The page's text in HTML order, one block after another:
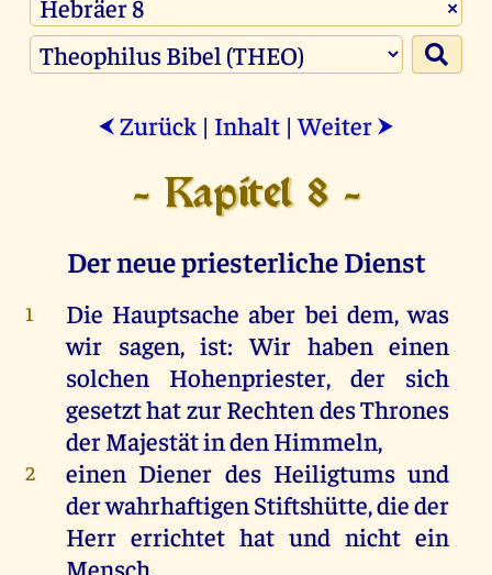
⮜ Zurück | Inhalt |Weiter ⮞
- Kapitel 8 -
Der neue priesterliche Dienst
1 Die Hauptsache aber bei dem,was
wir sagen,ist:Wir haben einen
solchen
Hohenpriester,der
sich
gesetzthatzurRechtendesThrones
derMajestätindenHimmeln,
2 einen Diener desHeiligtumsund
derwahrhaftigenStiftshütte,dieder
Herrerrichtet hat und nicht ein
Mensch.